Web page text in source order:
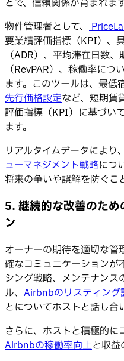
とで、信頼関係が育まれます
物件管理者として、
要業績評価指標（KPI）、
（ADR）、平均滞在日数
（RevPAR）、稼働率につ
ます。このツールは、最低
先行価格設定など、短期賃
評価指標（KPI）に基づい
ます。
リアルタイムデータにより
ューマネジメント戦略につ
将来の争いや誤解を防ぐこ
5. 継続的な改善のため
ン
オーナーの期待を適切な管
確なコミュニケーションが
シング戦略、メンテナン
ル、 Airbnbのリスティング
とについてホストと話し合
さらに、ホストと積極的
Airbnbの稼働率向上と収益